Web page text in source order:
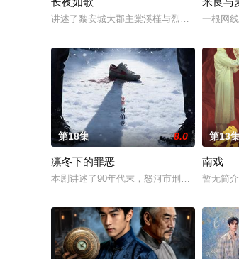
讲述了黎安城大郡主棠溪槿与烈云峥之间曲
一根网
第18集 8.0
凛冬下的罪恶
本剧讲述了90年代末，怒河市刑侦支队在无
第13
南戏
暂无简介